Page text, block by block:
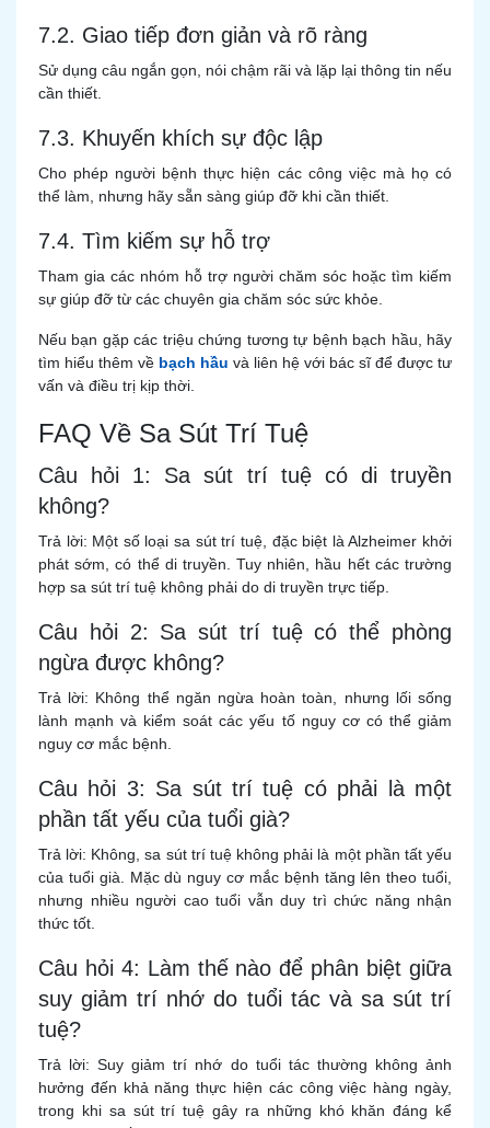
7.2. Giao tiếp đơn giản và rõ ràng
Sử dụng câu ngắn gọn, nói chậm rãi và lặp lại thông tin nếu
cần thiết.
7.3. Khuyến khích sự độc lập
Cho phép người bệnh thực hiện các công việc mà họ có
thể làm, nhưng hãy sẵn sàng giúp đỡ khi cần thiết.
7.4. Tìm kiếm sự hỗ trợ
Tham gia các nhóm hỗ trợ người chăm sóc hoặc tìm kiếm
sự giúp đỡ từ các chuyên gia chăm sóc sức khỏe.
Nếu bạn gặp các triệu chứng tương tự bệnh bạch hầu, hãy
tìm hiểu thêm về bạch hầu và liên hệ với bác sĩ để được tư
vấn và điều trị kịp thời.
FAQ Về Sa Sút Trí Tuệ
Câu hỏi 1: Sa sút trí tuệ có di truyền
không?
Trả lời: Một số loại sa sút trí tuệ, đặc biệt là Alzheimer khởi
phát sớm, có thể di truyền. Tuy nhiên, hầu hết các trường
hợp sa sút trí tuệ không phải do di truyền trực tiếp.
Câu hỏi 2: Sa sút trí tuệ có thể phòng
ngừa được không?
Trả lời: Không thể ngăn ngừa hoàn toàn, nhưng lối sống
lành mạnh và kiểm soát các yếu tố nguy cơ có thể giảm
nguy cơ mắc bệnh.
Câu hỏi 3: Sa sút trí tuệ có phải là một
phần tất yếu của tuổi già?
Trả lời: Không, sa sút trí tuệ không phải là một phần tất yếu
của tuổi già. Mặc dù nguy cơ mắc bệnh tăng lên theo tuổi,
nhưng nhiều người cao tuổi vẫn duy trì chức năng nhận
thức tốt.
Câu hỏi 4: Làm thế nào để phân biệt giữa
suy giảm trí nhớ do tuổi tác và sa sút trí
tuệ?
Trả lời: Suy giảm trí nhớ do tuổi tác thường không ảnh
hưởng đến khả năng thực hiện các công việc hàng ngày,
trong khi sa sút trí tuệ gây ra những khó khăn đáng kể